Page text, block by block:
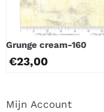
Grunge cream-160
€23,00
Mijn Account